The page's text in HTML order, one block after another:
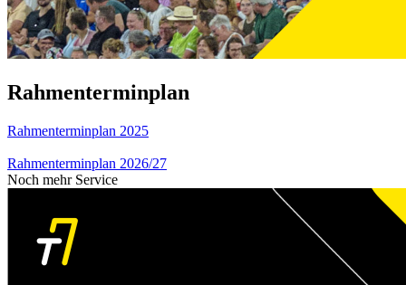
Rahmenterminplan
Rahmenterminplan 2025
Rahmenterminplan 2026/27
Noch mehr Service